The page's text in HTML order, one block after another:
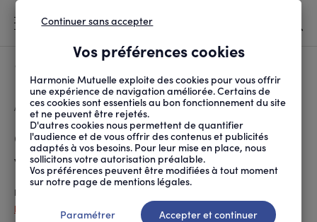
D'ARIANE
ACCUEIL SOCIÉTÉ AU QUOTIDIEN OLDYSSEY : UN MONDE ...
Oldyssey : un monde où les
vieux comptent
Publié le
Patricia Guipponi
Vos préférences cookies
Harmonie Mutuelle exploite des cookies pour vous offrir
une expérience de navigation améliorée. Certains de
ces cookies sont essentiels au bon fonctionnement du site
et ne peuvent être rejetés.
D'autres cookies nous permettent de quantifier
l'audience et de vous offrir des contenus et publicités
adaptés à vos besoins. Pour leur mise en place, nous
sollicitons votre autorisation préalable.
Vos préférences peuvent être modifiées à tout moment
sur notre page de mentions légales.
Continuer sans accepter
Paramétrer Accepter et continuer